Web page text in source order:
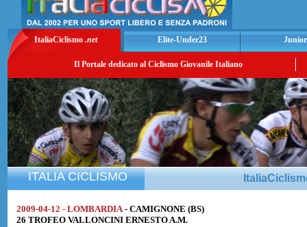
ItaliaCiclismo .net Elite-Under23
Il Portale dedicato al Ciclismo Giovanile Italiano
ITALIA CICLISMO
2009-04-12 - LOMBARDIA - CAMIGNONE (BS)
26 TROFEO VALLONCINI ERNESTO A.M.